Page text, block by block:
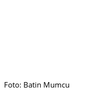
Foto: Batin Mumcu